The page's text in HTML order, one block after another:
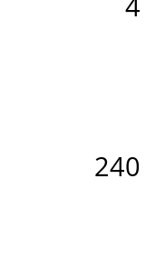
240